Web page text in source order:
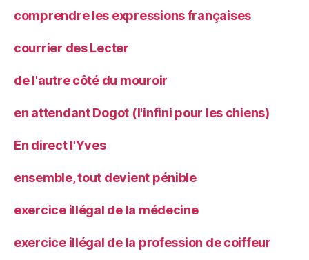
comprendre les expressions françaises
courrier des Lecter
de l'autre côté du mouroir
en attendant Dogot (l'infini pour les chiens)
En direct l'Yves
ensemble, tout devient pénible
exercice illégal de la médecine
exercice illégal de la profession de coiffeur